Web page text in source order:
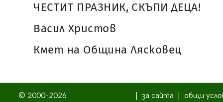
ЧЕСТИТ ПРАЗНИК, СКЪПИ ДЕЦА!
Васил Христов
Кмет на Община Лясковец
© 2000-2026
за сайта
общи